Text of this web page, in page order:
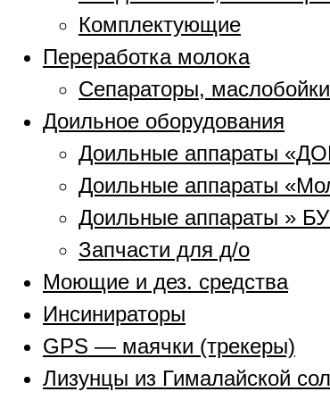
Комплектующие
Переработка молока
Сепараторы, маслобойки
Доильное оборудования
Доильные аппараты
Доильные аппараты
Доильные аппараты »
Запчасти для д/о
Моющие и дез. средства
Инсинираторы
GPS — маячки (трекеры)
Лизунцы из Гималайской